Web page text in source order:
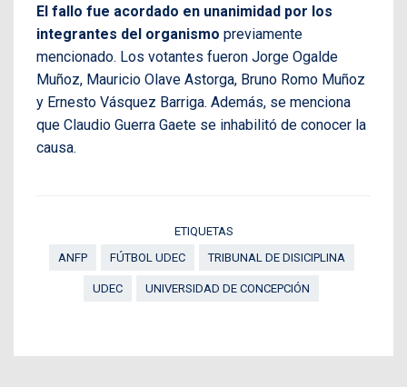
El fallo fue acordado en unanimidad por los
integrantes del organismo previamente
mencionado. Los votantes fueron Jorge Ogalde
Muñoz, Mauricio Olave Astorga, Bruno Romo Muñoz
y Ernesto Vásquez Barriga. Además, se menciona
que Claudio Guerra Gaete se inhabilitó de conocer la
causa.
ETIQUETAS
ANFP
FÚTBOL UDEC TRIBUNAL DE DISICIPLINA
UDEC UNIVERSIDAD DE CONCEPCIÓN